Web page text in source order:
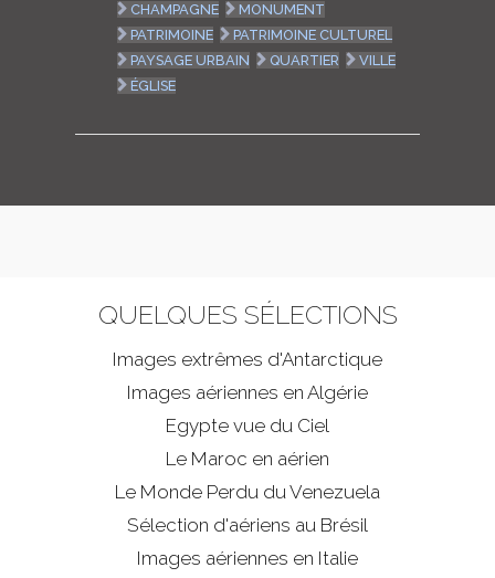
CHAMPAGNE
MONUMENT
PATRIMOINE
PATRIMOINE CULTUREL
PAYSAGE URBAIN
QUARTIER
VILLE
ÉGLISE
QUELQUES SÉLECTIONS
Images extrêmes d'Antarctique
Images aériennes en Algérie
Egypte vue du Ciel
Le Maroc en aérien
Le Monde Perdu du Venezuela
Sélection d'aériens au Brésil
Images aériennes en Italie